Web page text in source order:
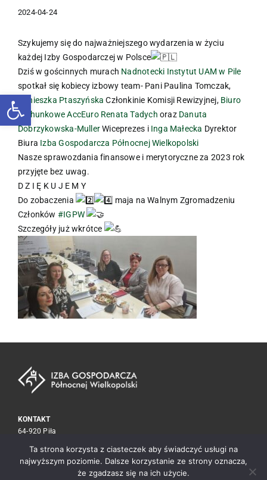
Otwórz pasek narzędzi
2024-04-24
Szykujemy się do najważniejszego wydarzenia w życiu
każdej Izby Gospodarczej w Polsce
Dziś w gościnnych murach Nadnotecki Instytut UAM w Pile
spotkał się kobiecy izbowy team- Pani Paulina Tomczak,
Agnieszka Ptaszyńska Członkinie Komisji Rewizyjnej, Biuro
rachunkowe AccEuro Renata Tadych oraz Danuta
Dobrzykowska-MullerWiceprezes i Inga Małecka Dyrektor
Biura Izba Gospodarcza Północnej Wielkopolski
Nasze sprawozdania finansowe i merytoryczne za 2023 rok
przyjęte bez uwag.
D Z I Ę K U J E M Y
Do zobaczenia
maja na Walnym Zgromadzeniu
Członków #IGPW
Szczegóły już wkrótce
KONTAKT
64-920 Piła
tel./fax67 212 30 59
biuro@izba.pila.pl
Ta strona korzysta z ciasteczek aby świadczyć usługi na
najwyższym poziomie. Dalsze korzystanie ze strony oznacza,
że zgadzasz się na ich użycie.